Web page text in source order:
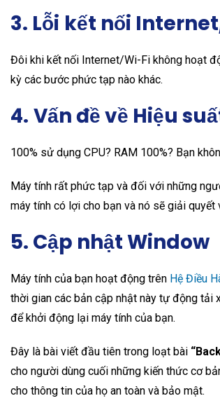
3. Lỗi kết nối
Đôi khi kết nối Internet/Wi-Fi không hoạt
kỳ các bước phức tạp nào khác.
4. Vấn đề về Hiệu
100% sử dụng CPU? RAM 100%? Bạn
Máy tính rất phức tạp và đối với những
máy tính có lợi cho bạn và nó sẽ giải
5. Cập nhật Window
Máy tính của bạn hoạt động trên Hệ Điều
thời gian các bản cập nhật này tự động
để khởi động lại máy tính của bạn.
Đây là bài viết đầu tiên trong loạt bài
cho người dùng cuối những kiến ​​thức cơ
cho thông tin của họ an toàn và bảo mật.